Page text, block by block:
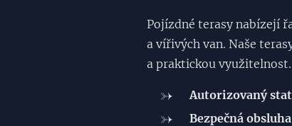
Pojízdné terasy nabízejí
a vířivých van. Naše
a praktickou
Autorizovaný
Bezpečná